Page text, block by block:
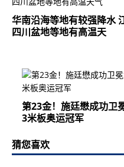
来新高
高温天气
程存在隐患 建好动力电池回收网（来
华南沿海等地有较强降水
四川盆地等地有高温天
第23金！施廷懋成功卫
3米板奥运冠军
猜您喜欢